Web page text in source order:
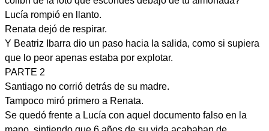
Lucía rompió en llanto.
Renata dejó de respirar.
Y Beatriz Ibarra dio un paso hacia la salida, como si supiera
que lo peor apenas estaba por explotar.
PARTE 2
Santiago no corrió detrás de su madre.
Tampoco miró primero a Renata.
Se quedó frente a Lucía con aquel documento falso en la